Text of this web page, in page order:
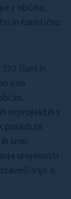
z občino,
in turistično
člani in
eno
in projektih v
za
smo
urejenosti
o